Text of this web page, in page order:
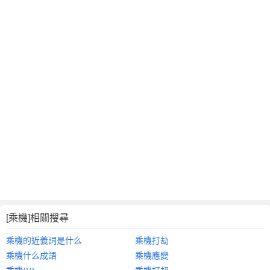
[乘機]相關搜尋
乘機的近義詞是什么
乘機打劫
乘機什么成語
乘機應變